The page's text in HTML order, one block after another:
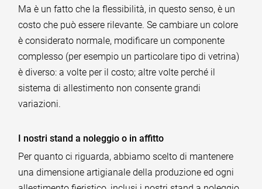
Ma è un fatto che la flessibilità, in questo senso, è un
costo che può essere rilevante. Se cambiare un colore
è considerato normale, modificare un componente
complesso (per esempio un particolare tipo di vetrina)
è diverso: a volte per il costo; altre volte perché il
sistema di allestimento non consente grandi
variazioni.
I nostri stand a noleggio o in affitto
Per quanto ci riguarda, abbiamo scelto di mantenere
una dimensione artigianale della produzione ed ogni